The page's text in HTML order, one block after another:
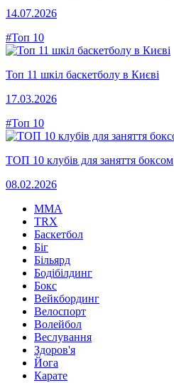
14.07.2026
#Топ 10
Топ 11 шкіл баскетболу в Києві
17.03.2026
#Топ 10
ТОП 10 клубів для заняття боксом
08.02.2026
MMA
TRX
Баскетбол
Біг
Більярд
Бодібілдинг
Бокс
Вейкбординг
Велоспорт
Волейбол
Веслування
Здоров'я
Йога
Карате